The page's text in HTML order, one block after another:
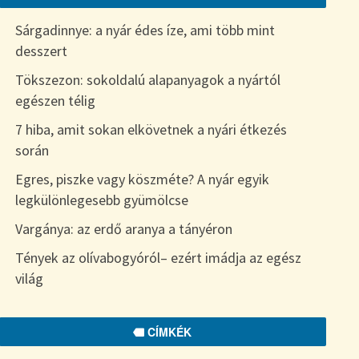
Sárgadinnye: a nyár édes íze, ami több mint
desszert
Tökszezon: sokoldalú alapanyagok a nyártól
egészen télig
7 hiba, amit sokan elkövetnek a nyári étkezés
során
Egres, piszke vagy köszméte? A nyár egyik
legkülönlegesebb gyümölcse
Vargánya: az erdő aranya a tányéron
Tények az olívabogyóról– ezért imádja az egész
világ
CÍMKÉK